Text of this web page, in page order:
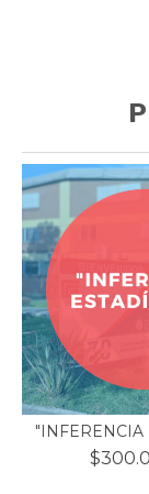
"INFERENCIA